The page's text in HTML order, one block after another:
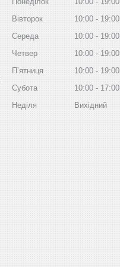
Вівторок
10:00
19:00
Середа
10:00
19:00
Четвер
10:00
19:00
Пʼятниця
10:00
19:00
Субота
10:00
17:00
Неділя
Вихідний